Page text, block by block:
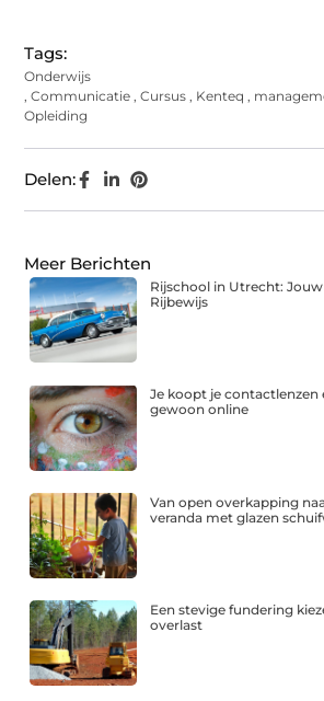
Tags:
Onderwijs
,Communicatie ,Cursus , Kenteq ,
Opleiding
Delen:
Meer Berichten
Rijschool in Utrecht:
Rijbewijs
Je koopt je contactlenzen
gewoon online
Van open overkapping
veranda met glazen
Een stevige fundering
overlast